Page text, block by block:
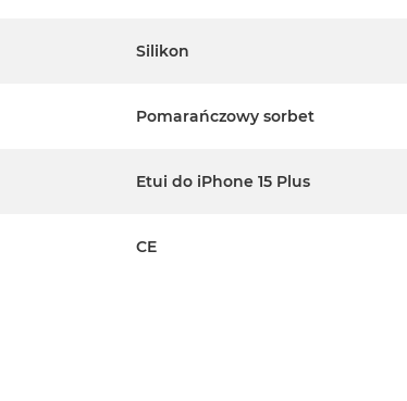
Silikon
Pomarańczowy sorbet
Etui do iPhone 15 Plus
CE